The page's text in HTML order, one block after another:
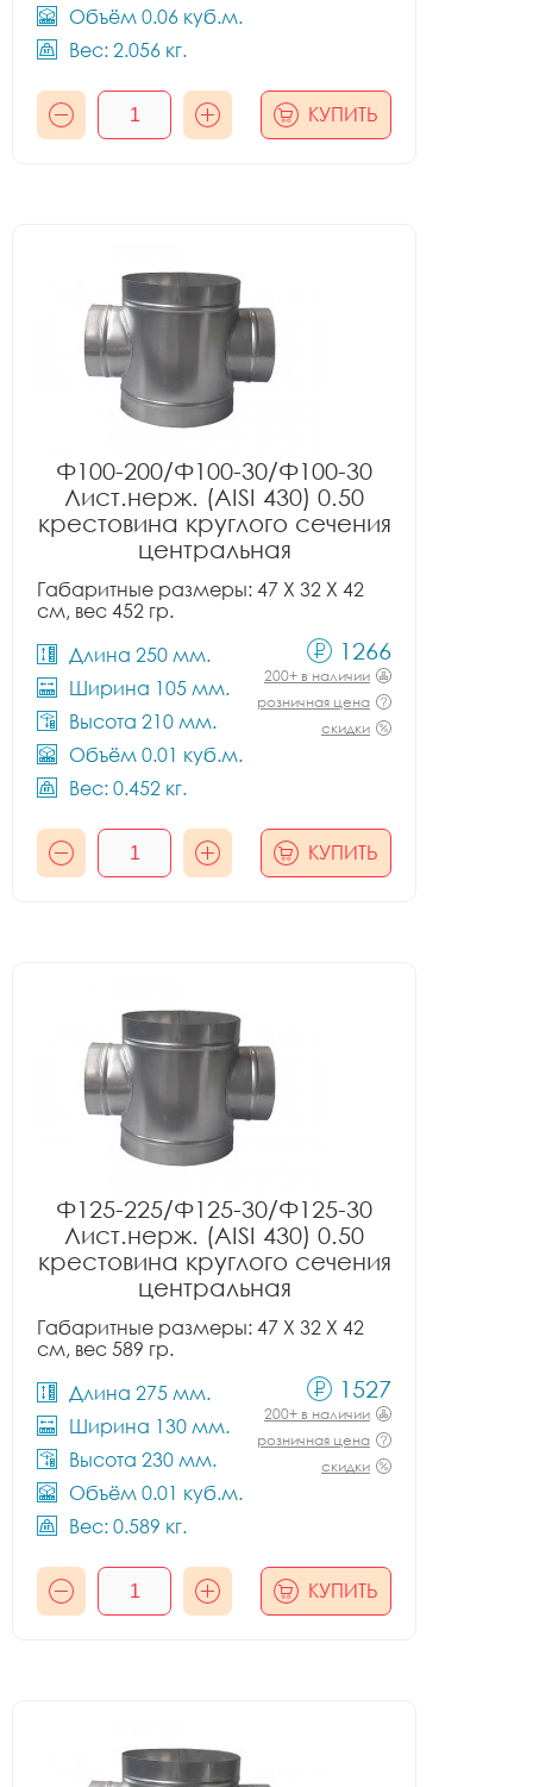
Объём 0.06 куб.м.
Вес: 2.056 кг.
КУПИТЬ
Ф100-200/Ф100-30/Ф100-30
Лист.нерж. (AISI 430) 0.50
крестовина круглого сечения
центральная
Габаритные размеры: 47 X 32 X 42
см, вес 452 гр.
Длина 250 мм.
Ширина 105 мм.
Высота 210 мм.
Объём 0.01 куб.м.
Вес: 0.452 кг.
1266
200+ в наличии
розничная цена
скидки
КУПИТЬ
Ф125-225/Ф125-30/Ф125-30
Лист.нерж. (AISI 430) 0.50
крестовина круглого сечения
центральная
Габаритные размеры: 47 X 32 X 42
см, вес 589 гр.
Длина 275 мм.
Ширина 130 мм.
Высота 230 мм.
Объём 0.01 куб.м.
Вес: 0.589 кг.
1527
200+ в наличии
розничная цена
скидки
КУПИТЬ